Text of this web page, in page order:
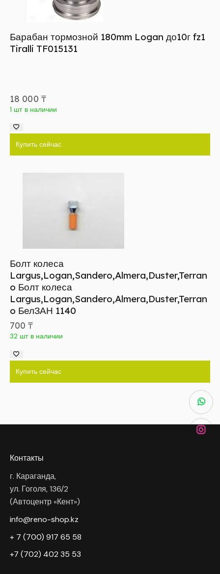
Барабан тормозной 180mm Logan до10г fz1
Tiralli TF015131
18 000 ₸
1 шт в наличии
Купить сейчас
Болт колеса
Largus,Logan,Sandero,Almera,Duster,Terran
o Болт колеса
Largus,Logan,Sandero,Almera,Duster,Terran
o БелЗАН 1140
700₸
32 шт в наличии
Купить сейчас
Контакты
г. Караганда,
ул. Гоголя, 136/2
(Автоцентр «Кент»)
info@reno-shop.kz
+ 7 (700) 917 65 58
+7 (702) 402 35 53